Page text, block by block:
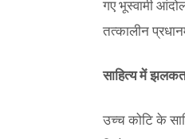
गए भूस्वामी
तत्कालीन
साहित्य में
उच्च कोटि के